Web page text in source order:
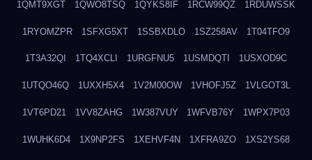
1QMT9XGT 1QWO8TSQ 1QYKS8IF 1RCW99QZ 1RDUWSSK
1RYOMZPR 1SFXG5XT 1SSBXDLO 1SZ258AV 1T04TFO9
1T3A32QI 1TQ4XCLI 1URGFNU5 1USMDQTI 1USXOD9C
1UTQO46Q 1UXXH5X4 1V2M00OW 1VHOFJ5Z 1VLGOT3L
1VT6PD21 1VV8ZAHG 1W387VUY 1WFVB76Y 1WPX7P03
1WUHK6D4 1X9NP2FS 1XEHVF4N 1XFRA9ZO 1XS2YS68